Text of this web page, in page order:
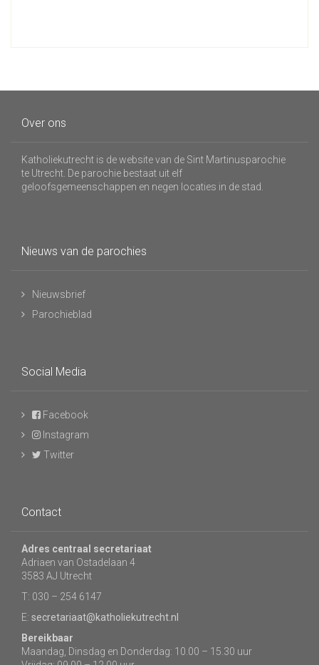
Over ons
Katholiekutrecht is de website van de Sint Martinusparochie
te Utrecht. De parochie bestaat uit elf
geloofsgemeenschappen en negen locaties in de stad.
Nieuws van de parochies
Nieuwsbrief
Parochieblad
Social Media
Facebook
Instagram
Twitter
Contact
Adres centraal secretariaat
Adriaen van Ostadelaan 4
3583 AJ Utrecht
T: 030 – 254 6147
E: secretariaat@katholiekutrecht.nl
Bereikbaar
Maandag, Dinsdag en Donderdag: 10.00 – 15.30 uur